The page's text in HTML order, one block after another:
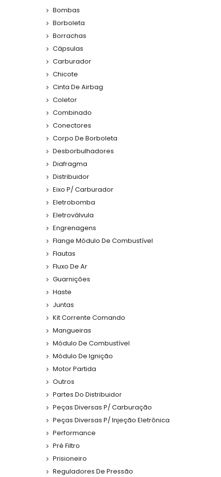
Bombas
Borboleta
Borrachas
Cápsulas
Carburador
Chicote
Cinta De Airbag
Coletor
Combinado
Conectores
Corpo De Borboleta
Desborbulhadores
Diafragma
Distribuidor
Eixo P/ Carburador
Eletrobomba
Eletroválvula
Engrenagens
Flange Módulo De Combustível
Flautas
Fluxo De Ar
Guarnições
Haste
Juntas
Kit Corrente Comando
Mangueiras
Módulo De Combustível
Módulo De Ignição
Motor Partida
Outros
Partes Do Distribuidor
Peças Diversas P/ Carburação
Peças Diversas P/ Injeção Eletrônica
Performance
Pré Filtro
Prisioneiro
Reguladores De Pressão